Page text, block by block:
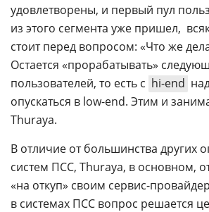
удовлетворены, и первый пул
из этого сегмента уже пришел, 
стоит перед вопросом: «Что же
Остается «прорабатывать»
пользователей, то есть с hi-end
опускаться в low-end. Этим и
Thuraya.
В отличие от большинства других
систем ПСС, Thuraya, в основном,
«на откуп» своим сервис-
в системах ПСС вопрос решается